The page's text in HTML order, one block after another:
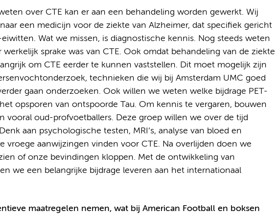
over CTE kan er aan een behandeling worden gewerkt. Wij
een medicijn voor de ziekte van Alzheimer, dat specifiek gericht
Wat we missen, is diagnostische kennis. Nog steeds weten
sprake was van CTE. Ook omdat behandeling van de ziekte
om CTE eerder te kunnen vaststellen. Dit moet mogelijk zijn
technieken die wij bij Amsterdam UMC goed
gaan onderzoeken. Ook willen we weten welke bijdrage PET-
opsporen van ontspoorde Tau. Om kennis te vergaren, bouwen
vooral oud-profvoetballers. Deze groep willen we over de tijd
aan psychologische testen, MRI’s, analyse van bloed en
vroege aanwijzingen vinden voor CTE. Na overlijden doen we
of onze bevindingen kloppen. Met de ontwikkeling van
we een belangrijke bijdrage leveren aan het internationaal
maatregelen nemen, wat bij American Football en boksen